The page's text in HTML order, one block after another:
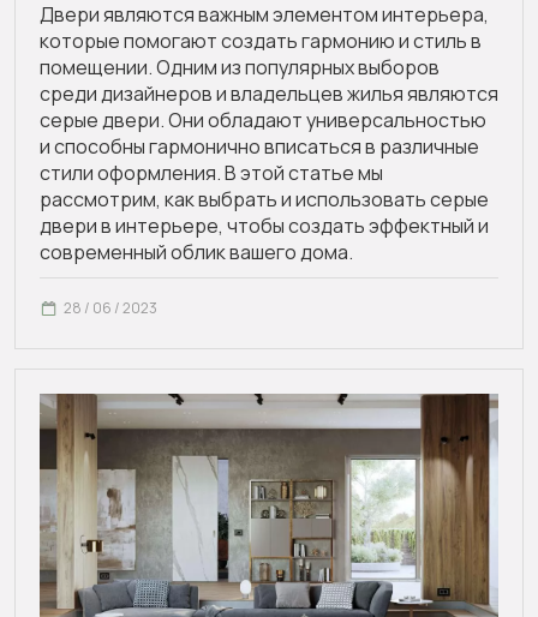
Двери являются важным элементом интерьера,
которые помогают создать гармонию и стиль в
помещении. Одним из популярных выборов
среди дизайнеров и владельцев жилья являются
серые двери. Они обладают универсальностью
и способны гармонично вписаться в различные
стили оформления. В этой статье мы
рассмотрим, как выбрать и использовать серые
двери в интерьере, чтобы создать эффектный и
современный облик вашего дома.
28 / 06 / 2023